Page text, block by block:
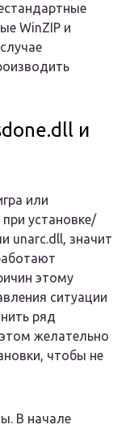
WinZIP и
и
или
установке/
unarc.dll, значит
этому
ситуации
ряд
желательно
чтобы не
В начале